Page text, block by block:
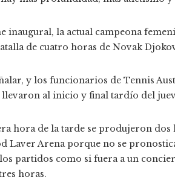
inaugural, la actual campeona
de cuatro horas de Novak
y los funcionarios de Tennis
llevaron al inicio y final tardío del
hora de la tarde se produjeron dos
Laver Arena porque no se
partidos como si fuera a un
horas.